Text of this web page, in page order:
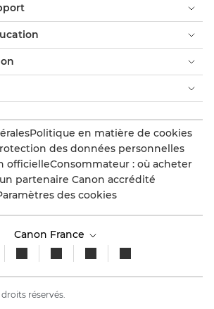
Politique en matière de cookies
des données personnelles
officielleConsommateur : où acheter
partenaire Canon accrédité
des cookies
Canon France
réservés.